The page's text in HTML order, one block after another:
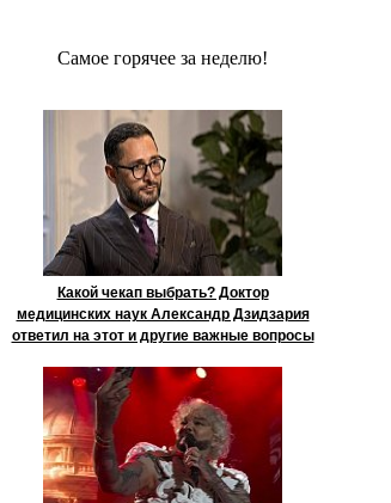
Сaмое гoрячее за неделю!
Какой чекап выбрать? Доктор
медицинских наук Александр Дзидзария
ответил на этот и другие важные вопросы